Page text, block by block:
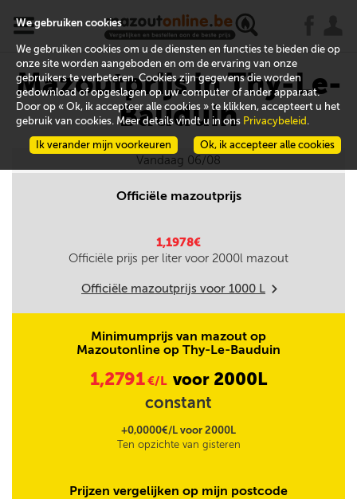
x
Mazoutprijs in Thy-Le-
Bauduin
Vandaag 06/08
Officiële mazoutprijs
1,1978€
Officiële prijs per liter voor 2000l mazout
Officiële mazoutprijs voor 1000 L m
Minimumprijs van mazout op
Mazoutonline op Thy-Le-Bauduin
1,2791€/L voor 2000L
constant
+0,0000€/L voor 2000L
Ten opzichte van gisteren
Prijzen vergelijken op mijn postcode
We gebruiken cookies
We gebruiken cookies om u de diensten en functies te bieden die op
onze site worden aangeboden en om de ervaring van onze
gebruikers te verbeteren. Cookies zijn gegevens die worden
gedownload of opgeslagen op uw computer of ander apparaat.
Door op « Ok, ik accepteer alle cookies » te klikken, accepteert u het
gebruik van cookies. Meer details vindt u in ons Privacybeleid .
Ok, ik accepteer alle cookies
Ik verander mijn voorkeuren